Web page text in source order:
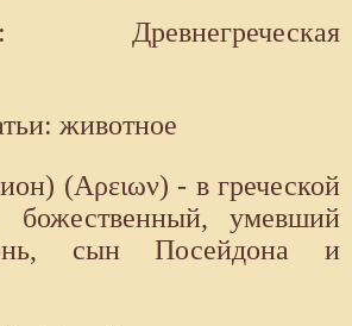
Древнегреческая
животное
(Αρειων) - в греческой
умевший
сын Посейдона и